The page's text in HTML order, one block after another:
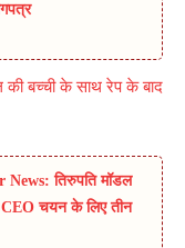
की बच्ची के साथ रेप के बाद
तिरुपति मॉडल
CEO चयन के लिए तीन